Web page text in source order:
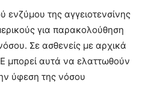
ενζύμου της αγγειοτενσίνης
για παρακολούθηση
Σε ασθενείς με αρχικά
μπορεί αυτά να ελαττωθούν
ύφεση της νόσου